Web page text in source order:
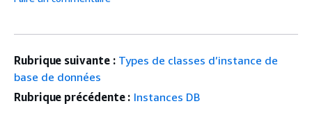
Rubrique suivante : Types de classes d’instance de
base de données
Rubrique précédente : Instances DB